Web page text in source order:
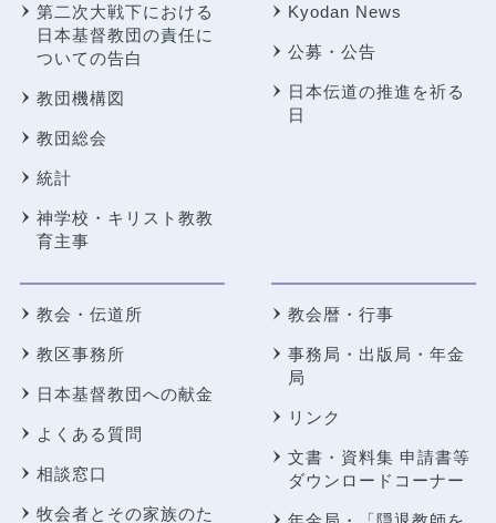
第二次大戦下における
日本基督教団の責任に
ついての告白
教団機構図
教団総会
統計
神学校・キリスト教教
育主事
Kyodan News
公募・公告
日本伝道の推進を祈る
日
教会・伝道所
教区事務所
日本基督教団への献金
よくある質問
相談窓口
牧会者とその家族のた
教会暦・行事
事務局・出版局・年金
局
リンク
文書・資料集 申請書等
ダウンロードコーナー